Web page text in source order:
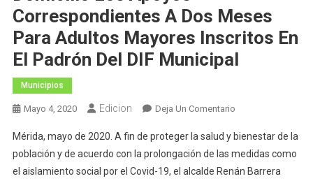
Correspondientes A Dos Meses
Para Adultos Mayores Inscritos En
El Padrón Del DIF Municipal
Municipios
Mayo 4, 2020 Edicion Deja Un ComentarioEn
Ayuntamiento
Entregará
A
Mérida, mayo de 2020. A fin de proteger la salud y bienestar de la
población y de acuerdo con la prolongación de las medidas como
el aislamiento social por el Covid-19, el alcalde Renán Barrera